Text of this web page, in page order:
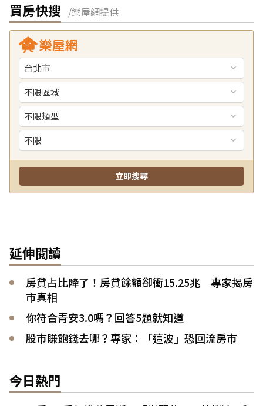
買房快搜 /樂屋網提供
延伸閱讀
房貸占比降了！房貸餘額卻衝15.25兆 專家揭房
市真相
你符合青安3.0嗎？回答5題就知道
股市賺飽錢去哪？專家：「這波」恐回流房市
今日熱門